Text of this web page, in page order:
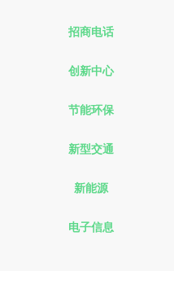
招商电话
创新中心
节能环保
新型交通
新能源
电子信息